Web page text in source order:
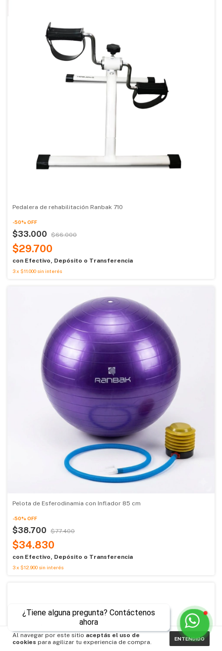
¿Tiene alguna pregunta? Contáctenos
ahora
Al navegar por este sitio aceptás el uso de
cookies para agilizar tu experiencia de compra. ENTENDIDO
Pedalera de rehabilitación Ranbak 710
-50% OFF
$33.000 $66.000
$29.700
con Efectivo, Depósito o Transferencia
3x $11.000 sin interés
Pelota de Esferodinamia con Inflador 85 cm
-50% OFF
$38.700 $77.400
$34.830
con Efectivo, Depósito o Transferencia
3x $12.900 sin interés